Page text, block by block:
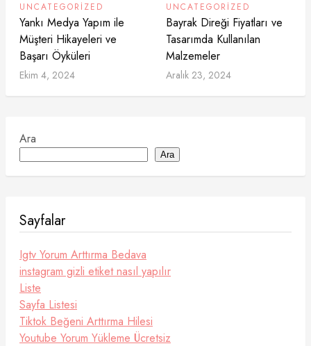
UNCATEGORIZED
Yankı Medya Yapım ile
Müşteri Hikayeleri ve
Başarı Öyküleri
Ekim 4, 2024
UNCATEGORIZED
Bayrak Direği Fiyatları ve
Tasarımda Kullanılan
Malzemeler
Aralık 23, 2024
Ara
Ara
Sayfalar
Igtv Yorum Arttırma Bedava
instagram gizli etiket nasıl yapılır
Liste
Sayfa Listesi
Tiktok Beğeni Arttırma Hilesi
Youtube Yorum Yükleme Ücretsiz